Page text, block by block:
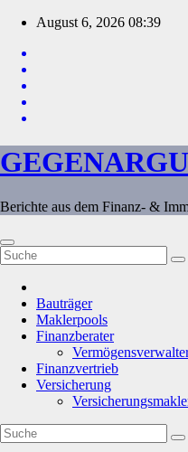
Zum
springen
August 6, 2026 08:39
Berichte aus dem Finanz- &
Bauträger
Maklerpools
Finanzberater
Finanzvertrieb
Versicherung